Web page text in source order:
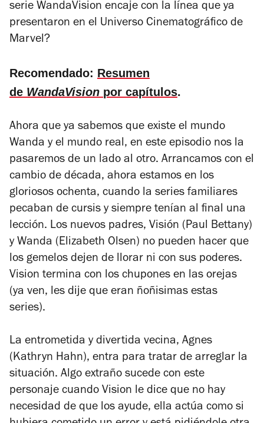
serie WandaVision encaje con la línea que ya
presentaron en el Universo Cinematográfico de
Marvel?
Recomendado: Resumen
de WandaVision por capítulos.
Ahora que ya sabemos que existe el mundo
Wanda y el mundo real, en este episodio nos la
pasaremos de un lado al otro. Arrancamos con el
cambio de década, ahora estamos en los
gloriosos ochenta, cuando la series familiares
pecaban de cursis y siempre tenían al final una
lección. Los nuevos padres, Visión (Paul Bettany)
y Wanda (Elizabeth Olsen) no pueden hacer que
los gemelos dejen de llorar ni con sus poderes.
Vision termina con los chupones en las orejas
(ya ven, les dije que eran ñoñisimas estas
series).
La entrometida y divertida vecina, Agnes
(Kathryn Hahn), entra para tratar de arreglar la
situación. Algo extraño sucede con este
personaje cuando Vision le dice que no hay
necesidad de que los ayude, ella actúa como si